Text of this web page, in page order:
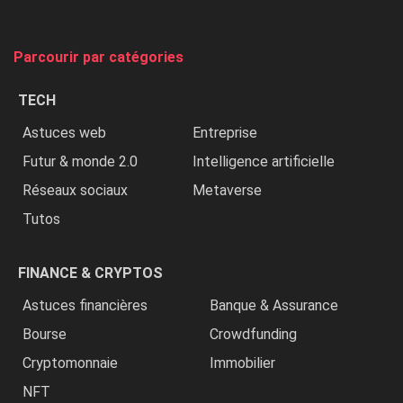
Parcourir par catégories
TECH
Astuces web
Entreprise
Futur & monde 2.0
Intelligence artificielle
Réseaux sociaux
Metaverse
Tutos
FINANCE & CRYPTOS
Astuces financières
Banque & Assurance
Bourse
Crowdfunding
Cryptomonnaie
Immobilier
NFT